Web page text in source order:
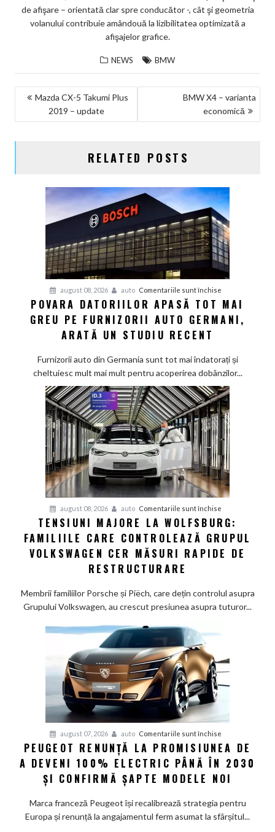
de afişare – orientată clar spre conducător -, cât şi geometria
volanului contribuie amândouă la lizibilitatea optimizată a
afişajelor grafice.
NEWS BMW
NAVIGARE
Mazda CX-5 Takumi Plus
2019 – update
BMW X4 – varianta
economică
RELATED POSTS
august 08, 2026 auto Comentariile sunt închise
Povara
datoriilor
mai
greu
furnizorii
auto
germani,
arată
un
studiu
recent
POVARA DATORIILOR APASĂ TOT MAI
GREU PE FURNIZORII AUTO GERMANI,
ARATĂ UN STUDIU RECENT
Furnizorii auto din Germania sunt tot mai îndatorați și
cheltuiesc mult mai mult pentru acoperirea dobânzilor...
august 08, 2026 auto Comentariile sunt închise
Tensiuni
majore
la
care
măsuri
rapide
de
TENSIUNI MAJORE LA WOLFSBURG:
FAMILIILE CARE CONTROLEAZĂ GRUPUL
VOLKSWAGEN CER MĂSURI RAPIDE DE
RESTRUCTURARE
Membrii familiilor Porsche și Piëch, care dețin controlul asupra
Grupului Volkswagen, au crescut presiunea asupra tuturor...
august 07, 2026 auto Comentariile sunt închise
Peugeot
renunță
la
de
a
PEUGEOT RENUNȚĂ LA PROMISIUNEA DE
A DEVENI 100% ELECTRIC PÂNĂ ÎN 2030
ȘI CONFIRMĂ ȘAPTE MODELE NOI
Marca franceză Peugeot își recalibrează strategia pentru
Europa și renunță la angajamentul ferm asumat la sfârșitul...